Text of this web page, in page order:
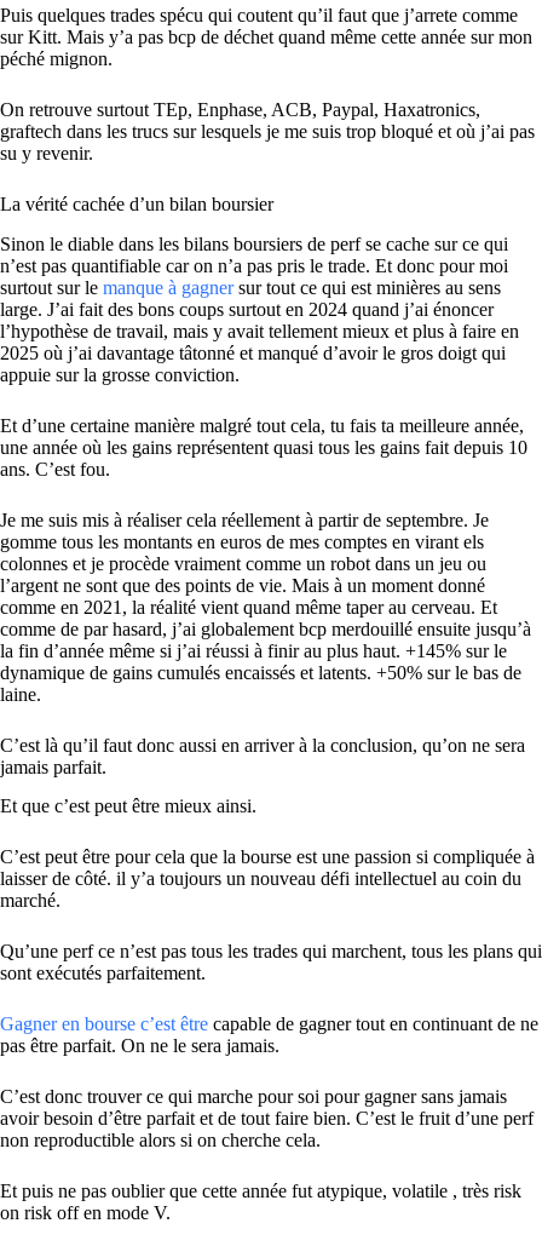
Puis quelques trades spécu qui coutent qu’il faut que j’arrete comme
sur Kitt. Mais y’a pas bcp de déchet quand même cette année sur mon
péché mignon.
On retrouve surtout TEp, Enphase, ACB, Paypal, Haxatronics,
graftech dans les trucs sur lesquels je me suis trop bloqué et où j’ai pas
su y revenir.
La vérité cachée d’un bilan boursier
Sinon le diable dans les bilans boursiers de perf se cache sur ce qui
n’est pas quantifiable car on n’a pas pris le trade. Et donc pour moi
surtout sur le manque à gagnersur tout ce qui est minières au sens
large. J’ai fait des bons coups surtout en 2024 quand j’ai énoncer
l’hypothèse de travail, mais y avait tellement mieux et plus à faire en
2025 où j’ai davantage tâtonné et manqué d’avoir le gros doigt qui
appuie sur la grosse conviction.
Et d’une certaine manière malgré tout cela, tu fais ta meilleure année,
une année où les gains représentent quasi tous les gains fait depuis 10
ans. C’est fou.
Je me suis mis à réaliser cela réellement à partir de septembre. Je
gomme tous les montants en euros de mes comptes en virant els
colonnes et je procède vraiment comme un robot dans un jeu ou
l’argent ne sont que des points de vie. Mais à un moment donné
comme en 2021, la réalité vient quand même taper au cerveau. Et
comme de par hasard, j’ai globalement bcp merdouillé ensuite jusqu’à
la fin d’année même si j’ai réussi à finir au plus haut. +145% sur le
dynamique de gains cumulés encaissés et latents. +50% sur le bas de
laine.
C’est là qu’il faut donc aussi en arriver à la conclusion, qu’on ne sera
jamais parfait.
Et que c’est peut être mieux ainsi.
C’est peut être pour cela que la bourse est une passion si compliquée à
laisser de côté. il y’a toujours un nouveau défi intellectuel au coin du
marché.
Qu’une perf ce n’est pas tous les trades qui marchent, tous les plans qui
sont exécutés parfaitement.
Gagner en bourse c’est être capable de gagner tout en continuant de ne
pas être parfait. On ne le sera jamais.
C’est donc trouver ce qui marche pour soi pour gagner sans jamais
avoir besoin d’être parfait et de tout faire bien. C’est le fruit d’une perf
non reproductible alors si on cherche cela.
Et puis ne pas oublier que cette année fut atypique, volatile , très risk
on risk off en mode V.